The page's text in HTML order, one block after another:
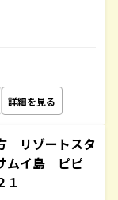
詳細を見る
リゾートスタ
ムイ島 ピピ
１